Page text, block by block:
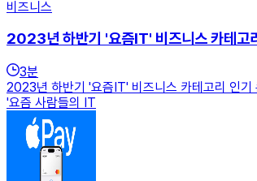
비즈니스
2023년 하반기 '요즘IT' 비즈니스 카테고
3분
2023년 하반기 '요즘IT' 비즈니스 카테고리 인
'요즘 사람들의 IT